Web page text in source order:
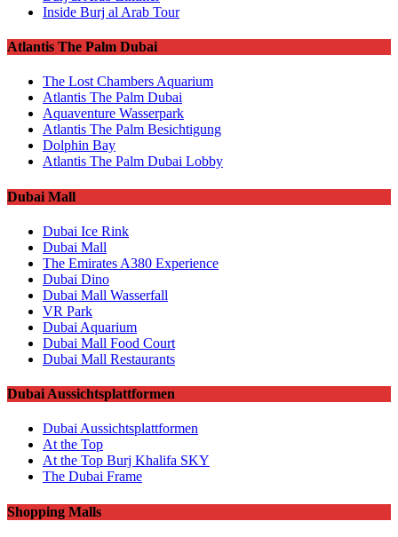
Inside Burj al Arab Tour
Atlantis The Palm Dubai
The Lost Chambers Aquarium
Atlantis The Palm Dubai
Aquaventure Wasserpark
Atlantis The Palm Besichtigung
Dolphin Bay
Atlantis The Palm Dubai Lobby
Dubai Mall
Dubai Ice Rink
Dubai Mall
The Emirates A380 Experience
Dubai Dino
Dubai Mall Wasserfall
VR Park
Dubai Aquarium
Dubai Mall Food Court
Dubai Mall Restaurants
Dubai Aussichtsplattformen
Dubai Aussichtsplattformen
At the Top
At the Top Burj Khalifa SKY
The Dubai Frame
Shopping Malls